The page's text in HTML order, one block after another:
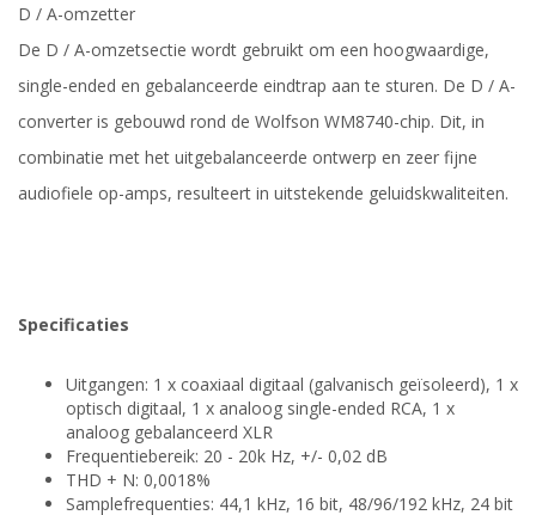
D / A-omzetter
De D / A-omzetsectie wordt gebruikt om een hoogwaardige,
single-ended en gebalanceerde eindtrap aan te sturen. De D / A-
converter is gebouwd rond de Wolfson WM8740-chip. Dit, in
combinatie met het uitgebalanceerde ontwerp en zeer fijne
audiofiele op-amps, resulteert in uitstekende geluidskwaliteiten.
Specificaties
Uitgangen: 1 x coaxiaal digitaal (galvanisch geïsoleerd), 1 x
optisch digitaal, 1 x analoog single-ended RCA, 1 x
analoog gebalanceerd XLR
Frequentiebereik: 20 - 20k Hz, +/- 0,02 dB
THD + N: 0,0018%
Samplefrequenties: 44,1 kHz, 16 bit, 48/96/192 kHz, 24 bit